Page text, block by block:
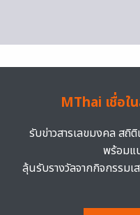
MThai เชื่อใ
รับข่าวสารเลขมงคล สถิ
พร้อมแ
ลุ้นรับรางวัลจากกิจกรรม